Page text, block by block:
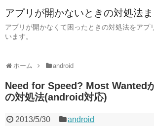
アプリが開かないときの対処法
アプリが開かなくて困ったときの対処法をアプ
います。
ホーム android
Need for Speed? Most Wanted
の対処法(android対応)
2013/5/30 android